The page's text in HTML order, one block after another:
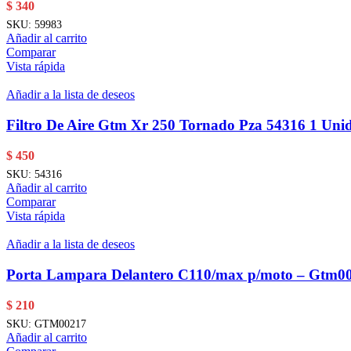
$ 340
SKU: 59983
Añadir al carrito
Comparar
Vista rápida
Añadir a la lista de deseos
Filtro De Aire Gtm Xr 250 Tornado Pza 54316 1
$ 450
SKU: 54316
Añadir al carrito
Comparar
Vista rápida
Añadir a la lista de deseos
Porta Lampara Delantero C110/max p/moto –
$ 210
SKU: GTM00217
Añadir al carrito